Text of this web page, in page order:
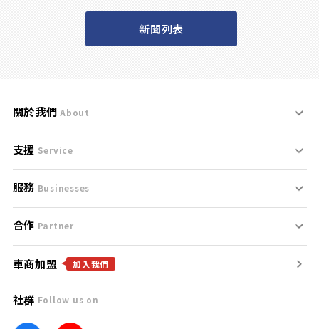
新聞列表
關於我們 About
刊登規範
服務條款
免責聲明
隱私權政策
團隊
支援 Service
支援中心
聯絡我們
服務 Businesses
什麼是Goo鑑定？
找好車
找好店
合作 Partner
合作夥伴
廣告合作
車商加盟 加入我們
社群 Follow us on